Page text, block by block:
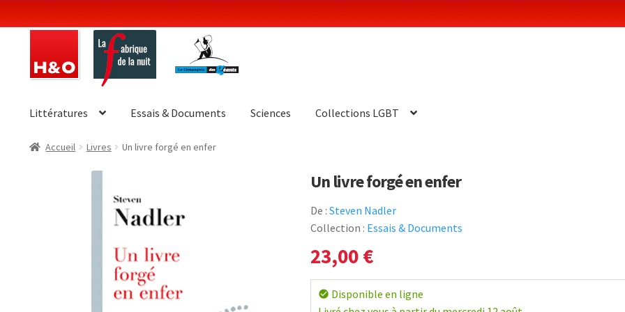
la
contenu
Littératures Essais & Documents Sciences Collections LGBT
Accueil Livres Un livre forgé en enfer
Un livre forgé en enfer
De :Steven Nadler
Collection : Essais & Documents
23,00€
check_circle Disponible en ligne